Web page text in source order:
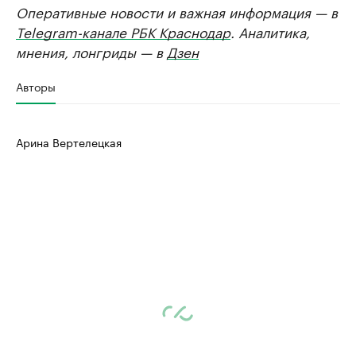
Оперативные новости и важная информация — в
Telegram-канале РБК Краснодар. Аналитика,
мнения, лонгриды — в Дзен
Авторы
Арина Вертелецкая